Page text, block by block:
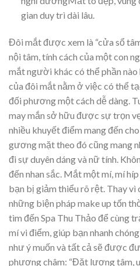
gian duy trì dài lâu.
Đôi mắt được xem là “cửa sổ
nội tâm, tính cách của một con
mắt người khác có thể phần
của đôi mắt nằm ở việc có thể
đối phương một cách dễ dàng.
may mắn sở hữu được sự trọn
nhiều khuyết điểm mang đến
gương mặt theo đó cũng mang
đi sự duyên dáng và nữ tính.
đến nhan sắc. Mắt một mí, mí
bạn bị giảm thiểu rõ rệt. Thay vì
những biện pháp make up tốn
tìm đến Spa Thu Thảo để cùng
mí vi điểm, giúp bạn nhanh
như ý muốn và tất cả sẽ được
phương châm: “Đặt lương tâm,